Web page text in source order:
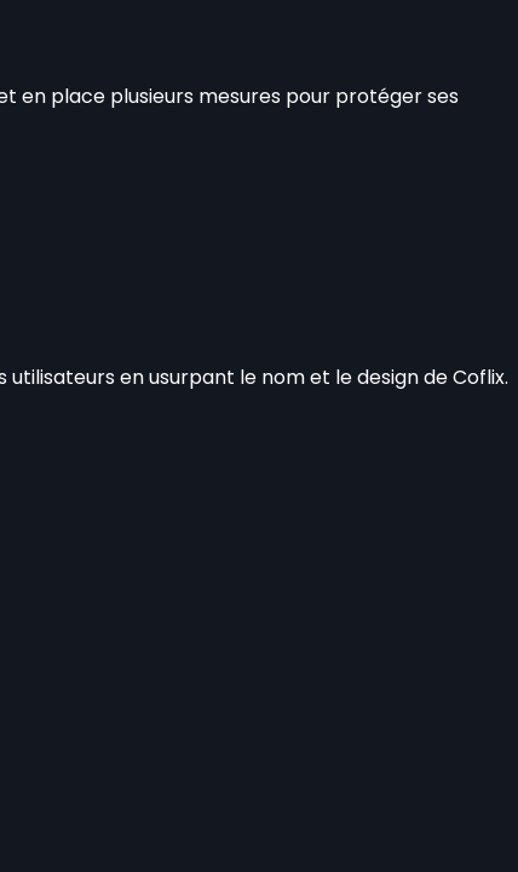
en place plusieurs mesures pour protéger ses
en usurpant le nom et le design de Coflix.